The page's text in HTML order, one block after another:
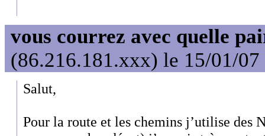
vous courrez avec quelle
(86.216.181.xxx) le 15/01/07
Salut,
Pour la route et les chemins j’utilise des